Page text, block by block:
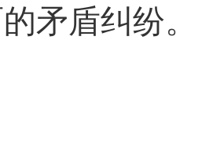
矛盾纠纷。